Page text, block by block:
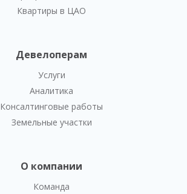
Квартиры в ЦАО
Девелоперам
Услуги
Аналитика
Консалтинговые работы
Земельные участки
О компании
Команда